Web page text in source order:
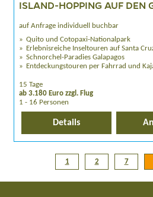
ISLAND-HOPPING AUF DEN
auf Anfrage individuell buchbar
Quito und Cotopaxi-Nationalpark
Erlebnisreiche Inseltouren auf Santa
Schnorchel-Paradies Galapagos
Entdeckungstouren per Fahrrad und
15 Tage
ab 3.180 Euro zzgl. Flug
1 - 16 Personen
Details
1 2 7